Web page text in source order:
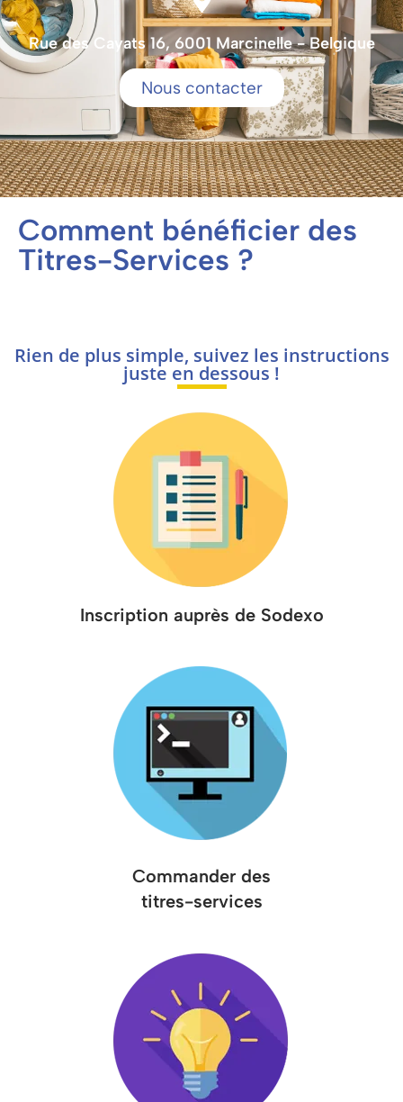
Rue des Cayats 16, 6001 Marcinelle - Belgique
Nous contacter
Comment bénéficier des
Titres-Services ?
Rien de plus simple, suivez les instructions
juste en dessous !
Inscription auprès de Sodexo
Commander des
titres-services